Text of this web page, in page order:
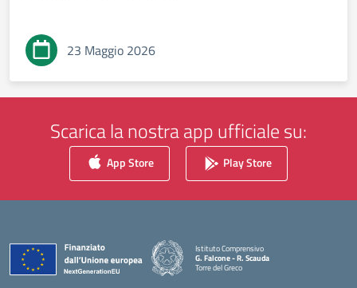
23 Maggio 2026
Scarica la nostra app ufficiale su:
App Store Play Store
Istituto Comprensivo
G. Falcone - R. Scauda
Torre del Greco